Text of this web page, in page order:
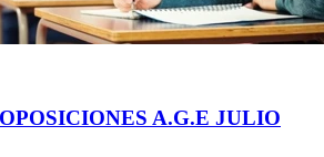
A.G.E JULIO